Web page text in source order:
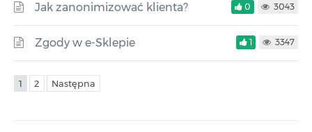
Jak zanonimizować klienta? 0 3043
Zgody w e-Sklepie 1 3347
1 2 Następna